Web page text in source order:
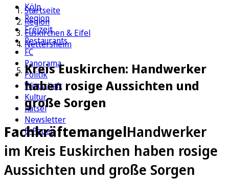
Köln
Region
Freizeit
Restaurants
FC
Panorama
Politik
Wirtschaft
Kultur
Rätsel
Newsletter
E-Paper
Startseite
Region
Euskirchen & Eifel
Nettersheim
Kreis Euskirchen: Handwerker
haben rosige Aussichten und
große Sorgen
FachkräftemangelHandwerker
im Kreis Euskirchen haben rosige
Aussichten und große Sorgen